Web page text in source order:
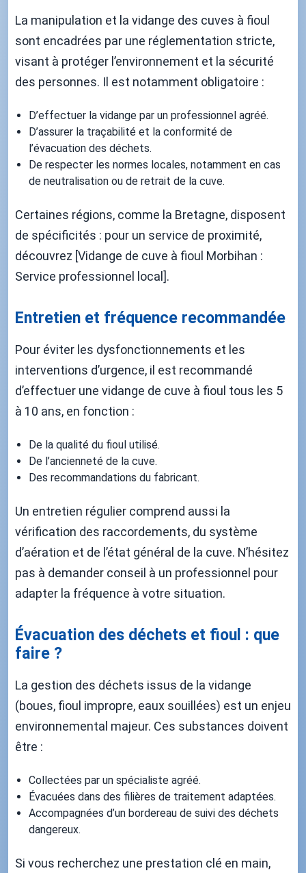
La manipulation et la vidange des cuves à fioul
sont encadrées par une réglementation stricte,
visant à protéger l’environnement et la sécurité
des personnes. Il est notamment obligatoire :
D’effectuer la vidange par un professionnel agréé.
D’assurer la traçabilité et la conformité de
l’évacuation des déchets.
De respecter les normes locales, notamment en cas
de neutralisation ou de retrait de la cuve.
Certaines régions, comme la Bretagne, disposent
de spécificités : pour un service de proximité,
découvrez [Vidange de cuve à fioul Morbihan :
Service professionnel local].
Entretien et fréquence recommandée
Pour éviter les dysfonctionnements et les
interventions d’urgence, il est recommandé
d’effectuer une vidange de cuve à fioul tous les 5
à 10 ans, en fonction :
De la qualité du fioul utilisé.
De l’ancienneté de la cuve.
Des recommandations du fabricant.
Un entretien régulier comprend aussi la
vérification des raccordements, du système
d’aération et de l’état général de la cuve. N’hésitez
pas à demander conseil à un professionnel pour
adapter la fréquence à votre situation.
Évacuation des déchets et fioul : que
faire ?
La gestion des déchets issus de la vidange
(boues, fioul impropre, eaux souillées) est un enjeu
environnemental majeur. Ces substances doivent
être :
Collectées par un spécialiste agréé.
Évacuées dans des filières de traitement adaptées.
Accompagnées d’un bordereau de suivi des déchets
dangereux.
Si vous recherchez une prestation clé en main,